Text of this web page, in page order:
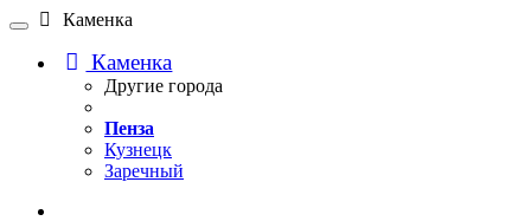
Каменка
Каменка
Другие города
Пенза
Кузнецк
Заречный